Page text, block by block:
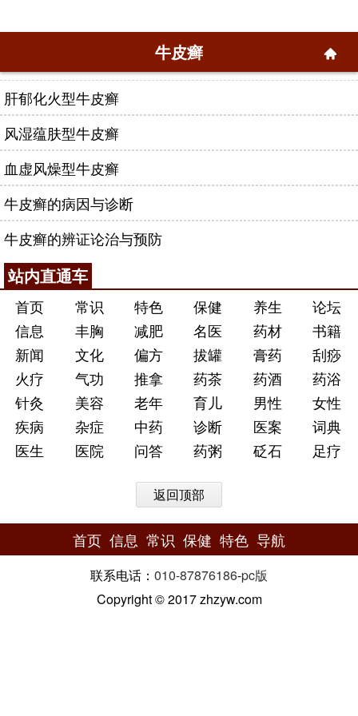
牛皮癣
肝郁化火型牛皮癣
风湿蕴肤型牛皮癣
血虚风燥型牛皮癣
牛皮癣的病因与诊断
牛皮癣的辨证论治与预防
站内直通车
首页 常识 特色 保健 养生
论坛
信息
丰胸 减肥 名医 药材
书籍
新闻
文化 偏方 拔罐 膏药
刮痧
火疗
气功 推拿 药茶 药酒
药浴
针灸
美容 老年 育儿 男性
女性
疾病
杂症 中药 诊断 医案
词典
医生
医院 问答 药粥 砭石 足疗
返回顶部
首页 信息 常识 保健 特色 导航
联系电话： 010-87876186-pc版
Copyright © 2017 zhzyw.com